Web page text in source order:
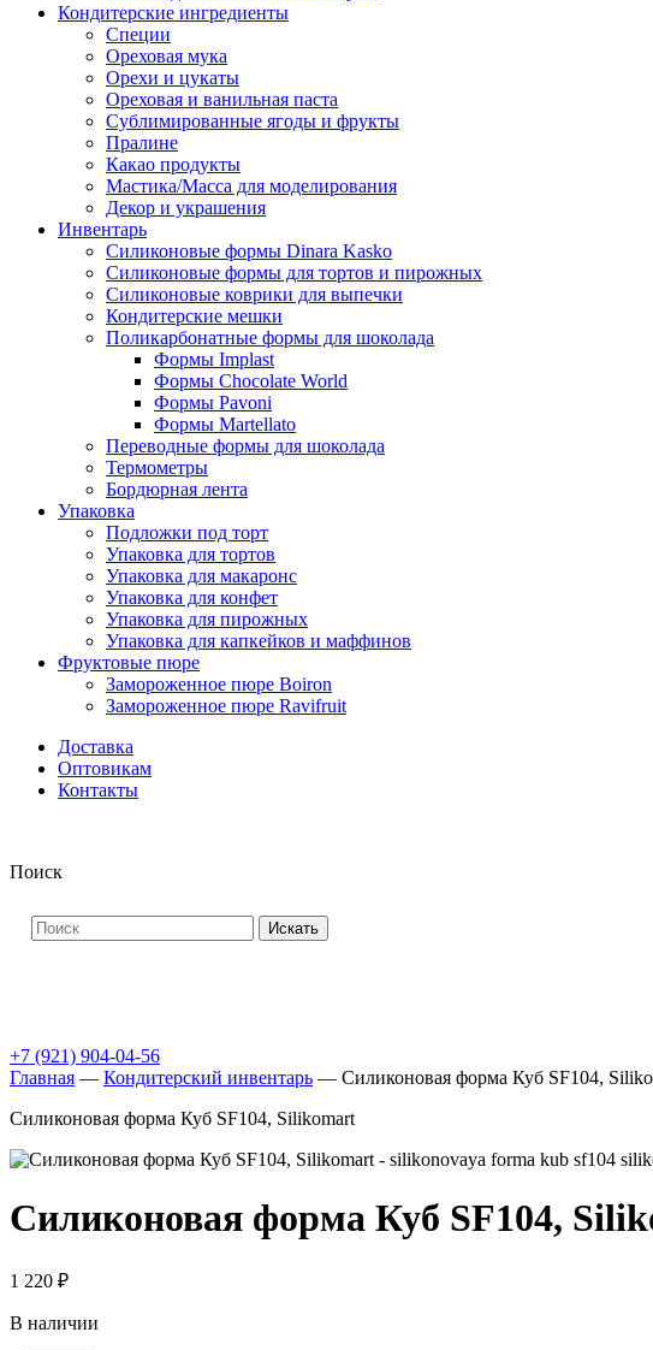
Кондитерские ингредиенты
Специи
Ореховая мука
Орехи и цукаты
Ореховая и ванильная паста
Сублимированные ягоды и фрукты
Пралине
Какао продукты
Мастика/Масса для моделирования
Декор и украшения
Инвентарь
Силиконовые формы Dinara Kasko
Силиконовые формы для тортов и пирожных
Силиконовые коврики для выпечки
Кондитерские мешки
Поликарбонатные формы для шоколада
Формы Implast
Формы Chocolate World
Формы Pavoni
Формы Martellato
Переводные формы для шоколада
Термометры
Бордюрная лента
Упаковка
Подложки под торт
Упаковка для тортов
Упаковка для макаронс
Упаковка для конфет
Упаковка для пирожных
Упаковка для капкейков и маффинов
Фруктовые пюре
Замороженное пюре Boiron
Замороженное пюре Ravifruit
Доставка
Оптовикам
Контакты
Поиск
Искать
+7 (921) 904-04-56
Главная — Кондитерский инвентарь — Силиконовая форма Куб SF104,
Силиконовая форма Куб SF104, Silikomart
Силиконовая форма Куб SF104,
1 220 ₽
В наличии